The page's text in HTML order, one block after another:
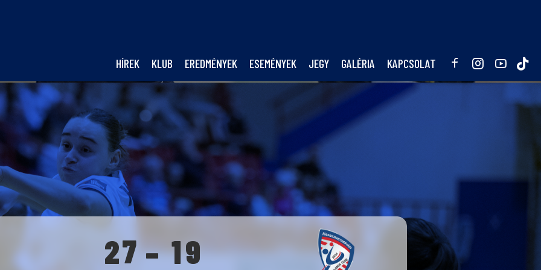
HÍREK KLUB EREDMÉNYEK ESEMÉNYEK JEGY GALÉRIA KAPCSOLAT
0
1
2
2
3
4
5
6
7 -
0
1
4
5
6
7
8
9